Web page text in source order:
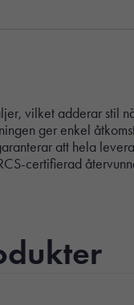
vilket adderar stil
ger enkel
att hela
certifierad